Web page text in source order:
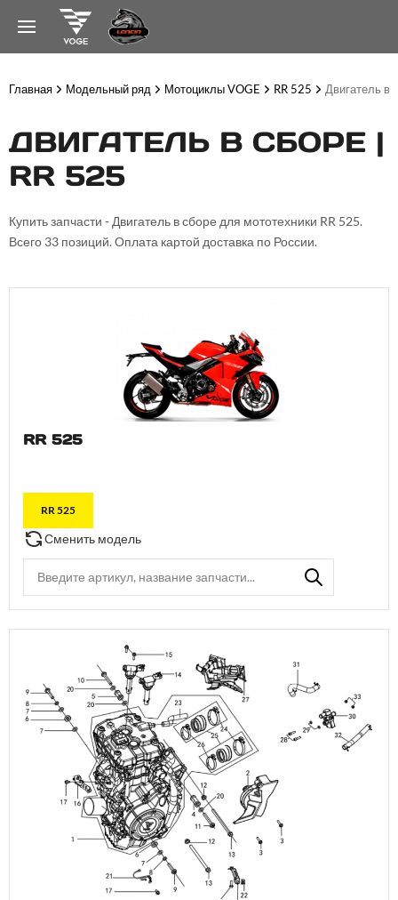
Главная Модельный ряд Мотоциклы VOGE RR 525 Двигатель в
ДВИГАТЕЛЬ В СБОРЕ |
RR 525
Купить запчасти - Двигатель в сборе для мототехники RR 525.
Всего 33 позиций. Оплата картой доставка по России.
RR 525
RR 525
Сменить модель